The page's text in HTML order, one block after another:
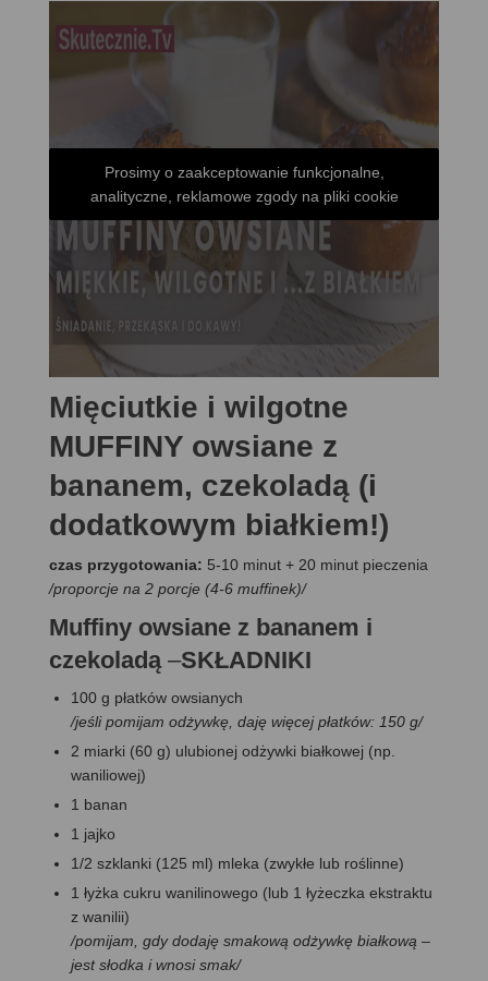
Prosimy o zaakceptowanie funkcjonalne,
analityczne, reklamowe zgody na pliki cookie
Mięciutkie i wilgotne
MUFFINY owsiane z
bananem, czekoladą (i
dodatkowym białkiem!)
czas przygotowania: 5-10 minut + 20 minut pieczenia
/proporcje na 2 porcje (4-6 muffinek)/
Muffiny owsiane z bananem i
czekoladą –SKŁADNIKI
100 g płatków owsianych
/jeśli pomijam odżywkę, daję więcej płatków: 150 g/
2 miarki (60 g) ulubionej odżywki białkowej (np.
waniliowej)
1 banan
1 jajko
1/2 szklanki (125 ml) mleka (zwykłe lub roślinne)
1 łyżka cukru wanilinowego (lub 1 łyżeczka ekstraktu
z wanilii)
/pomijam, gdy dodaję smakową odżywkę białkową –
jest słodka i wnosi smak/